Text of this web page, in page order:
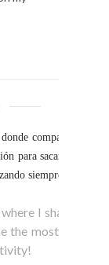
comparto
para sacar el
siempre la
I share
the most of